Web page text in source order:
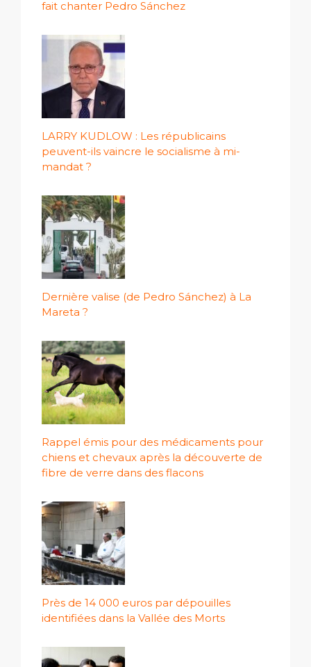
fait chanter Pedro Sánchez
LARRY KUDLOW : Les républicains
peuvent-ils vaincre le socialisme à mi-
mandat ?
Dernière valise (de Pedro Sánchez) à La
Mareta ?
Rappel émis pour des médicaments pour
chiens et chevaux après la découverte de
fibre de verre dans des flacons
Près de 14 000 euros par dépouilles
identifiées dans la Vallée des Morts